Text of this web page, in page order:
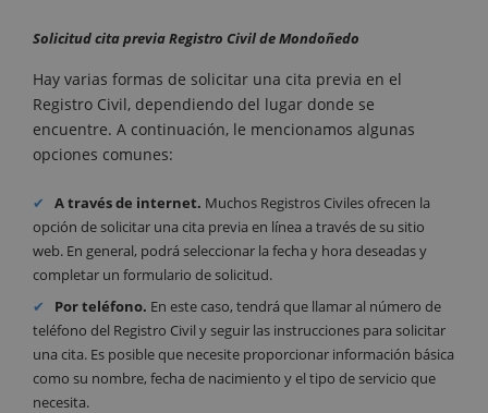
Solicitud cita previa Registro Civil de Mondoñedo
Hay varias formas de solicitar una cita previa en el
Registro Civil, dependiendo del lugar donde se
encuentre. A continuación, le mencionamos algunas
opciones comunes:
A través de internet. Muchos Registros Civiles ofrecen la
opción de solicitar una cita previa en línea a través de su sitio
web. En general, podrá seleccionar la fecha y hora deseadas y
completar un formulario de solicitud.
Por teléfono. En este caso, tendrá que llamar al número de
teléfono del Registro Civil y seguir las instrucciones para solicitar
una cita. Es posible que necesite proporcionar información básica
como su nombre, fecha de nacimiento y el tipo de servicio que
necesita.